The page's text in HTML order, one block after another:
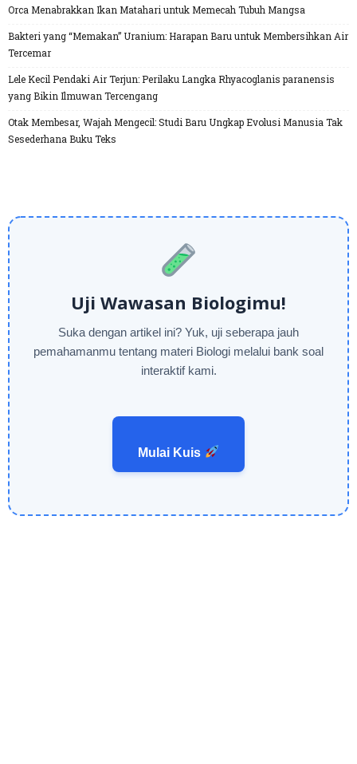
Orca Menabrakkan Ikan Matahari untuk Memecah Tubuh Mangsa
Bakteri yang “Memakan” Uranium: Harapan Baru untuk Membersihkan Air
Tercemar
Lele Kecil Pendaki Air Terjun: Perilaku Langka Rhyacoglanis paranensis
yang Bikin Ilmuwan Tercengang
Otak Membesar, Wajah Mengecil: Studi Baru Ungkap Evolusi Manusia Tak
Sesederhana Buku Teks
Uji Wawasan Biologimu!
Suka dengan artikel ini? Yuk, uji seberapa jauh
pemahamanmu tentang materi Biologi melalui bank soal
interaktif kami.
Mulai Kuis